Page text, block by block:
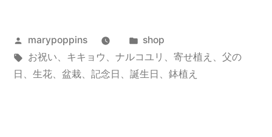
鳴
子
投
稿
者:
marypoppins
カ
テ
ゴ
shop
タ
グ:
お祝い、 キキョウ 、 ナルコユリ 、 寄せ植え 、 父の
日 、 生花、 盆栽、 記念日 、 誕生日 、 鉢植え